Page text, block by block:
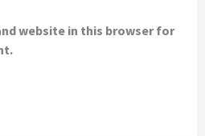
website in this browser for